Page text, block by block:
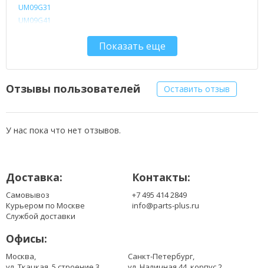
UM09G31
UM09G41
UM09H36
UM09H41
UM09H71
Показать еще
Отзывы пользователей Оставить отзыв
У нас пока что нет отзывов.
Доставка:
Самовывоз
Курьером по Москве
Службой доставки
Контакты:
+7 495 414 2849
info@parts-plus.ru
Офисы:
Москва,
Санкт-Петербург,